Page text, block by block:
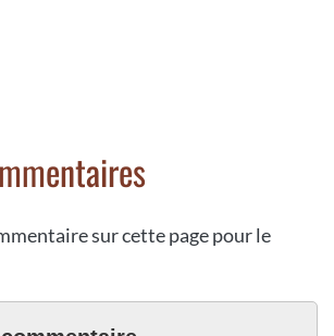
sur cette page pour le